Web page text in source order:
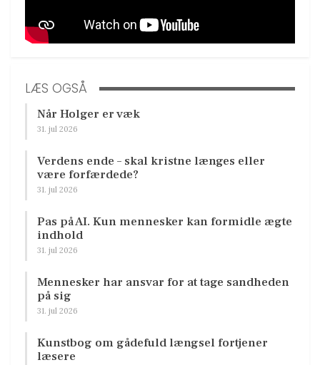
LÆS OGSÅ
Når Holger er væk
31. jul 2026
Verdens ende – skal kristne længes eller
være forfærdede?
31. jul 2026
Pas på AI. Kun mennesker kan formidle ægte
indhold
31. jul 2026
Mennesker har ansvar for at tage sandheden
på sig
31. jul 2026
Kunstbog om gådefuld længsel fortjener
læsere